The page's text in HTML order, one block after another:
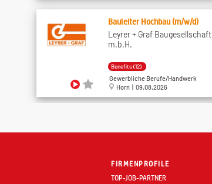
Bauleiter Hochbau (m/w/d)
Leyrer + Graf Baugesellschaft
m.b.H.
Benefits (12)
Gewerbliche Berufe/Handwerk
Horn | 09.08.2026
Spezialist/in ...
Benefits (5)
Gewerbliche Berufe/Handwerk
FIRMENPROFILE
TOP-JOB-PARTNER